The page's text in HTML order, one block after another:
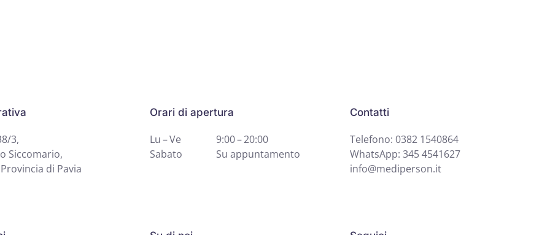
3,
Siccomario,
di Pavia
Contatti
Telefono: 0382 1540864
WhatsApp: 345 4541627
info@mediperson.it
Orari di apertura
Lu – Ve
9:00 – 20:00
Sabato
Su appuntamento